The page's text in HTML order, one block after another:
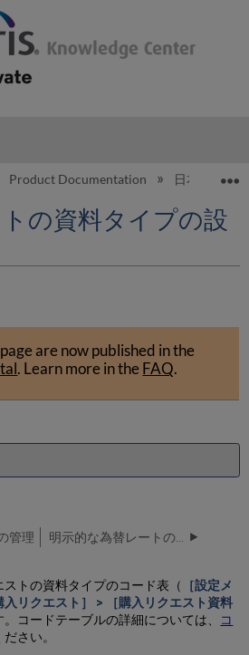
global hierarchy
Product Documentation 日本語
の資料タイプの設
are now published in the
. Learn more in theFAQ.
管理 明示的な為替レートの設定
トの資料タイプのコード表（
［設定メ
入リクエスト］ > ［購入リクエスト資料
コードテーブルの詳細については、
コ
さい。